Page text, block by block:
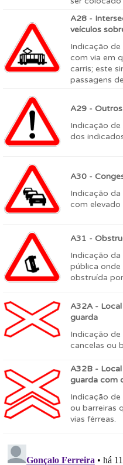
A28 -
veículos
Indicação
com via em
carris; este
passagens
A29 -
Indicação
dos
A30 -
Indicação
com elevado
A31 -
Indicação
pública onde
obstruída
A32A -
guarda
Indicação de
cancelas ou
A32B -
guarda com
Indicação de
ou barreiras
vias férreas.